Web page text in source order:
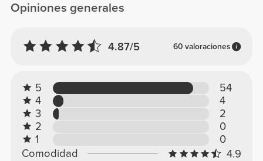
Opiniones generales
4.87/5 60 valoraciones
5
54
4
4
3
2
2
0
1
0
Comodidad
4.9